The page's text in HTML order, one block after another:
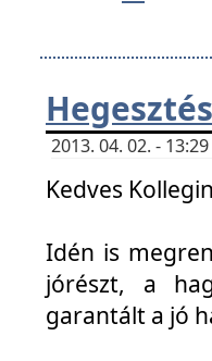
2013. 04. 02. -
Kedves
Idén is
jórészt, a
garantált a jó